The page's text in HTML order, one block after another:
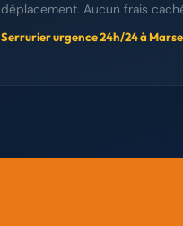
déplacement. Aucun frais
Serrurier urgence 24h/24 à